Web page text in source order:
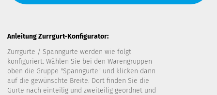
Anleitung Zurrgurt-Konfigurator:
Zurrgurte / Spanngurte werden wie folgt
konfiguriert: Wählen Sie bei den Warengruppen
oben die Gruppe "Spanngurte" und klicken dann
auf die gewünschte Breite. Dort finden Sie die
Gurte nach einteilig und zweiteilig geordnet und